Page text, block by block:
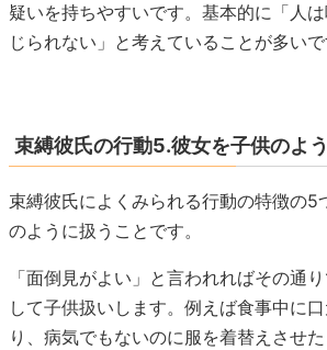
疑いを持ちやすいです。基本的に「人
じられない」と考えていることが多いで
束縛彼氏の行動5.彼女を子供のよ
束縛彼氏によくみられる行動の特徴の5
のように扱うことです。
「面倒見がよい」と言われればその通
して子供扱いします。例えば食事中に
り、病気でもないのに服を着替えさせた